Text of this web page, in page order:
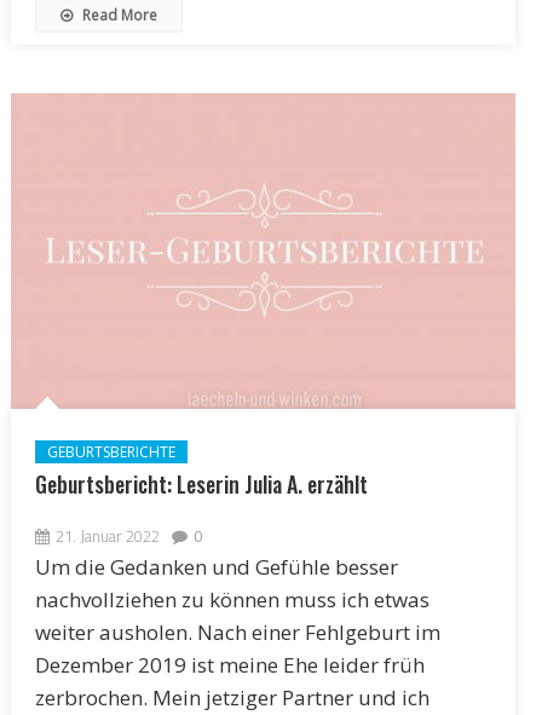
Read More
GEBURTSBERICHTE
Geburtsbericht: Leserin Julia A. erzählt
21. Januar 2022 0
Um die Gedanken und Gefühle besser
nachvollziehen zu können muss ich etwas
weiter ausholen. Nach einer Fehlgeburt im
Dezember 2019 ist meine Ehe leider früh
zerbrochen. Mein jetziger Partner und ich